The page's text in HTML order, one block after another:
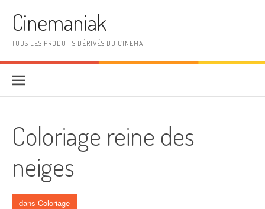
Cinemaniak
TOUS LES PRODUITS DÉRIVÉS DU CINEMA
Coloriage reine des
neiges
dans Coloriage